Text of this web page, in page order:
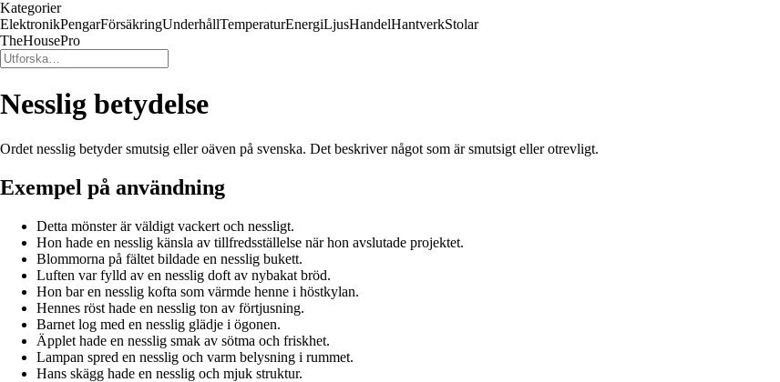
Kategorier
ElektronikPengarFörsäkringUnderhållTemperaturEnergiLjusHandelHantverkStolar
TheHousePro
Nesslig betydelse
Ordet nesslig betyder smutsig eller oäven på svenska. Det beskriver något som är smutsigt eller otrevligt.
Exempel på användning
Detta mönster är väldigt vackert och nessligt.
Hon hade en nesslig känsla av tillfredsställelse när hon avslutade projektet.
Blommorna på fältet bildade en nesslig bukett.
Luften var fylld av en nesslig doft av nybakat bröd.
Hon bar en nesslig kofta som värmde henne i höstkylan.
Hennes röst hade en nesslig ton av förtjusning.
Barnet log med en nesslig glädje i ögonen.
Äpplet hade en nesslig smak av sötma och friskhet.
Lampan spred en nesslig och varm belysning i rummet.
Hans skägg hade en nesslig och mjuk struktur.